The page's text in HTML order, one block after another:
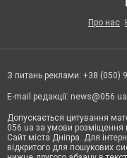
Про нас
З питань реклами: +38 (050)
E-mail редакції: news@056.ua
Допускається цитування
056.ua за умови розміщення
Сайт міста Дніпра. Для
відкритого для пошукових